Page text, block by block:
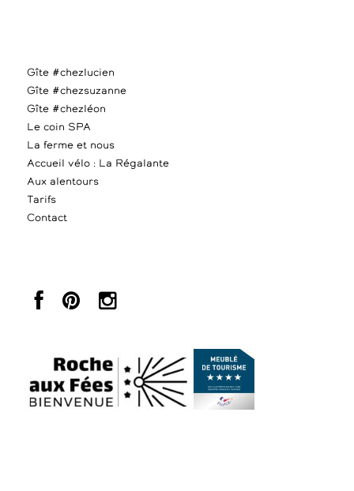
Gîte #chezlucien
Gîte #chezsuzanne
Gîte #chezléon
Le coin SPA
La ferme et nous
Accueil vélo : La Régalante
Aux alentours
Tarifs
Contact